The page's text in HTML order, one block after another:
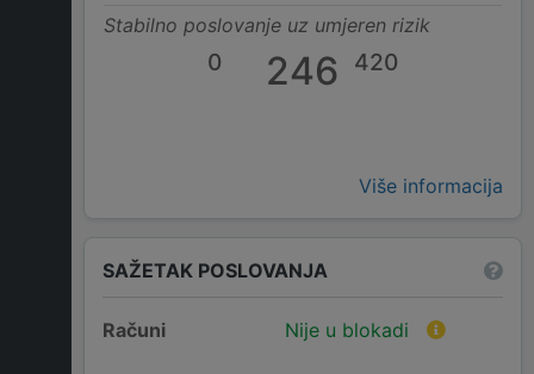
Stabilno poslovanje uz umjeren rizik
0 246 420
Više informacija
SAŽETAK POSLOVANJA
Računi Nije u blokadi